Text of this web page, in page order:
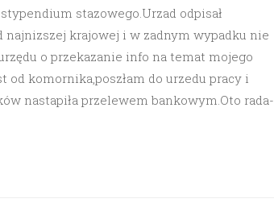
stazowego.Urzad odpisał
krajowej i w zadnym wypadku nie
o przekazanie info na temat mojego
od komornika,poszłam do urzedu pracy i
nastapiła przelewem bankowym.Oto rada-